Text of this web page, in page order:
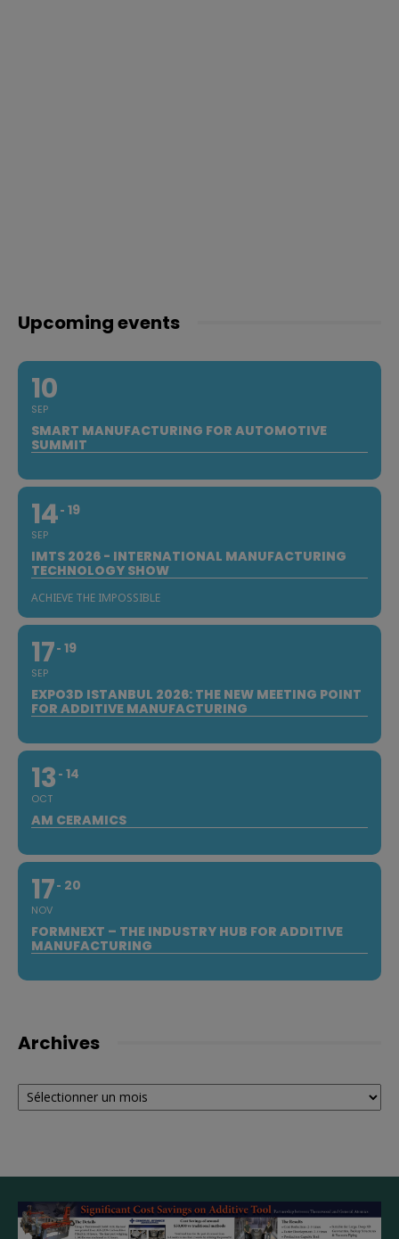
Upcoming events
10
SEP
SMART MANUFACTURING FOR AUTOMOTIVE
SUMMIT
14
SEP
19
IMTS 2026 - INTERNATIONAL MANUFACTURING
TECHNOLOGY SHOW
ACHIEVE THE IMPOSSIBLE
17
SEP
19
EXPO3D ISTANBUL 2026: THE NEW MEETING POINT
FOR ADDITIVE MANUFACTURING
13
OCT
14
AM CERAMICS
17
NOV
20
FORMNEXT – THE INDUSTRY HUB FOR ADDITIVE
MANUFACTURING
Archives
Archives